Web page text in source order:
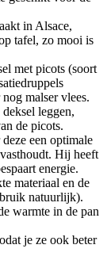
in Alsace,
tafel, zo mooi is
met picots (soort
malser vlees.
leggen,
de picots.
een optimale
Hij heeft
energie.
materiaal en de
natuurlijk).
warmte in de pan
je ze ook beter